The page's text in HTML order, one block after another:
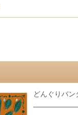
どんぐりバン